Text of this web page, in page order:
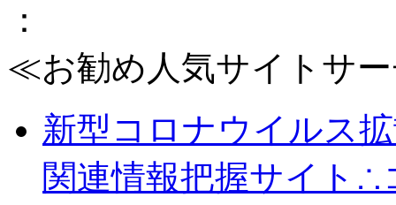
：
≪お勧め人気サイトサ
新型コロナウイルス
関連情報把握サイト